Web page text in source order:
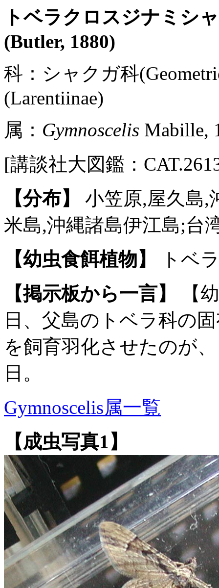
トベラクロスジナミシ
(Butler, 1880)
科：シャクガ科
(Larentiinae)
属： Gymnoscelis Mabille,
[講談社大図鑑：
【分布】
小笠原,屋久島,
米島,沖縄諸島伊江島;台
【幼虫食餌植物】
トベ
【掲示板から一言】
【
日、父島のトベラ科の
を飼育羽化させたのが
日。
Gymnoscelis属一覧
【成虫写真1】